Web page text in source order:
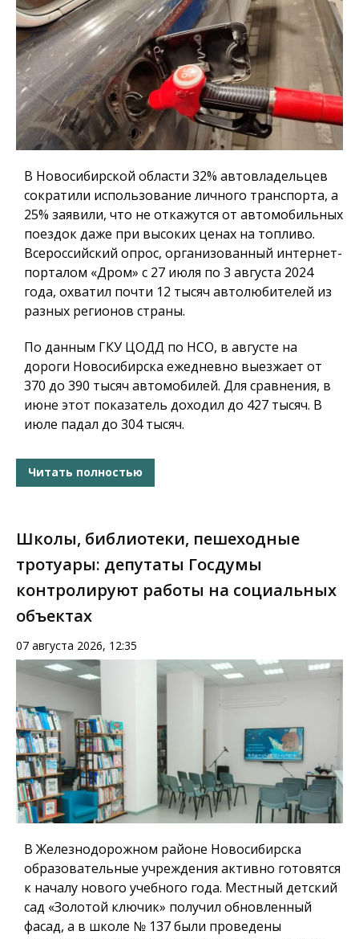
В Новосибирской области 32% автовладельцев
сократили использование личного транспорта, а
25% заявили, что не откажутся от автомобильных
поездок даже при высоких ценах на топливо.
Всероссийский опрос, организованный интернет-
порталом «Дром» с 27 июля по 3 августа 2024
года, охватил почти 12 тысяч автолюбителей из
разных регионов страны.
По данным ГКУ ЦОДД по НСО, в августе на
дороги Новосибирска ежедневно выезжает от
370 до 390 тысяч автомобилей. Для сравнения, в
июне этот показатель доходил до 427 тысяч. В
июле падал до 304 тысяч.
Читать полностью
Школы, библиотеки, пешеходные
тротуары: депутаты Госдумы
контролируют работы на социальных
объектах
07 августа 2026, 12:35
В Железнодорожном районе Новосибирска
образовательные учреждения активно готовятся
к началу нового учебного года. Местный детский
сад «Золотой ключик» получил обновленный
фасад, а в школе № 137 были проведены